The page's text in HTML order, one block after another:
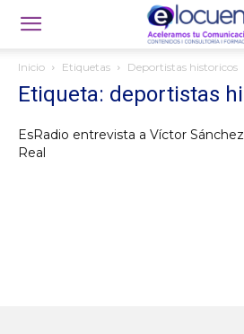
Inicio Etiquetas Deportistas historicos
Etiqueta: deportistas
EsRadio entrevista a Víctor
Real